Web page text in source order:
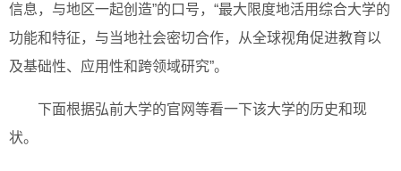
信息，与地区一起创造”的口号，“最大限度地活用综合大学的
功能和特征，与当地社会密切合作，从全球视角促进教育以
及基础性、应用性和跨领域研究”。
下面根据弘前大学的官网等看一下该大学的历史和现
状。